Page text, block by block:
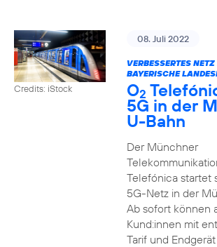
Credits: iStock
08. Juli 2022
VERBESSERTES NETZ
BAYERISCHE
O2
5G in der
U-Bahn
Der Münchner
Telefónica startet
5G-Netz in der
Ab sofort können
Kund:innen mit
Tarif und